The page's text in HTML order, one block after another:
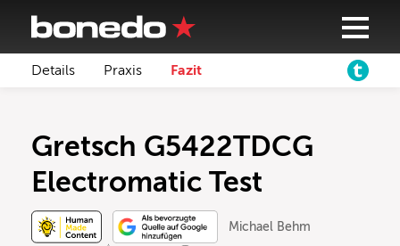
Details Praxis Fazit
Gretsch G5422TDCG
Electromatic Test
Michael Behm